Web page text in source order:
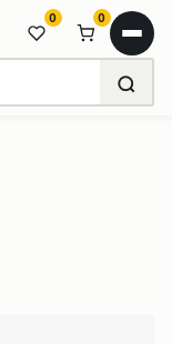
0 0